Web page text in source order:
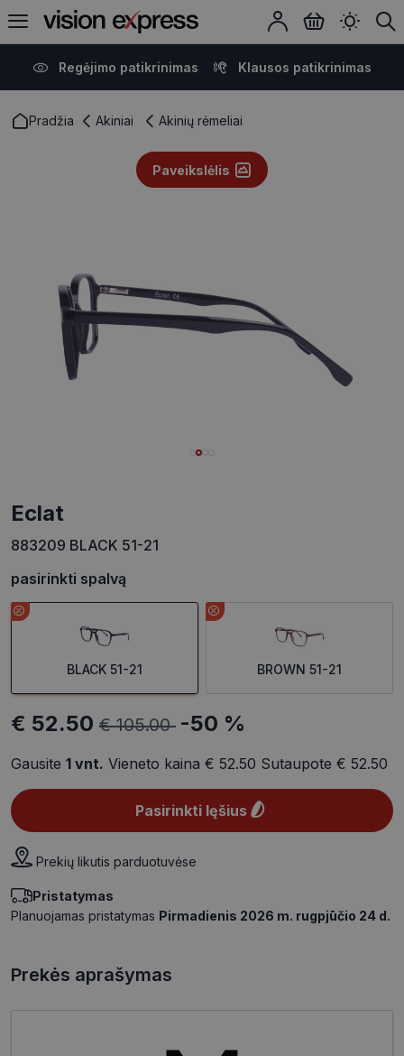
Regėjimo patikrinimas Klausos patikrinimas
Pradžia Akiniai Akinių rėmeliai
Paveikslėlis
eclat
883209 BLACK 51-21
pasirinkti spalvą
BLACK 51-21 BROWN 51-21
€ 52.50 € 105.00 -50 %
Gausite 1 vnt. Vieneto kaina € 52.50 Sutaupote € 52.50
Pasirinkti lęšius
Prekių likutis parduotuvėse
Pristatymas
Planuojamas pristatymas Pirmadienis 2026 m. rugpjūčio 24 d.
Prekės aprašymas